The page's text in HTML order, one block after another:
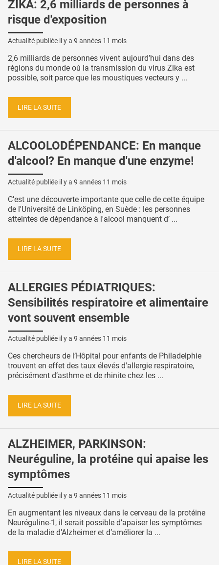
ZIKA: 2,6 milliards de personnes à
risque d'exposition
Actualité publiée il y a 9 années 11 mois
2,6 milliards de personnes vivent aujourd’hui dans des
régions du monde où la transmission du virus Zika est
possible, soit parce que les moustiques vecteurs y ...
LIRE LA SUITE
ALCOOLODÉPENDANCE: En manque
d'alcool? En manque d'une enzyme!
Actualité publiée il y a 9 années 11 mois
C’est une découverte importante que celle de cette équipe
de l'Université de Linköping, en Suède : les personnes
atteintes de dépendance à l'alcool manquent d’ ...
LIRE LA SUITE
ALLERGIES PÉDIATRIQUES:
Sensibilités respiratoire et alimentaire
vont souvent ensemble
Actualité publiée il y a 9 années 11 mois
Ces chercheurs de l’Hôpital pour enfants de Philadelphie
trouvent en effet des taux élevés d'allergie respiratoire,
précisément d’asthme et de rhinite chez les ...
LIRE LA SUITE
ALZHEIMER, PARKINSON:
Neuréguline, la protéine qui apaise les
symptômes
Actualité publiée il y a 9 années 11 mois
En augmentant les niveaux dans le cerveau de la protéine
Neuréguline-1, il serait possible d’apaiser les symptômes
de la maladie d’Alzheimer et d’améliorer la ...
LIRE LA SUITE